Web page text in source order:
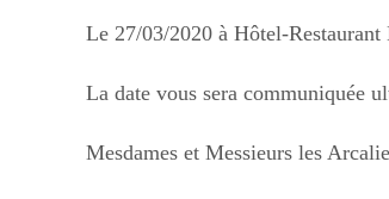
Le 27/03/2020 à Hôtel-
La date vous sera communiquée
Mesdames et Messieurs les